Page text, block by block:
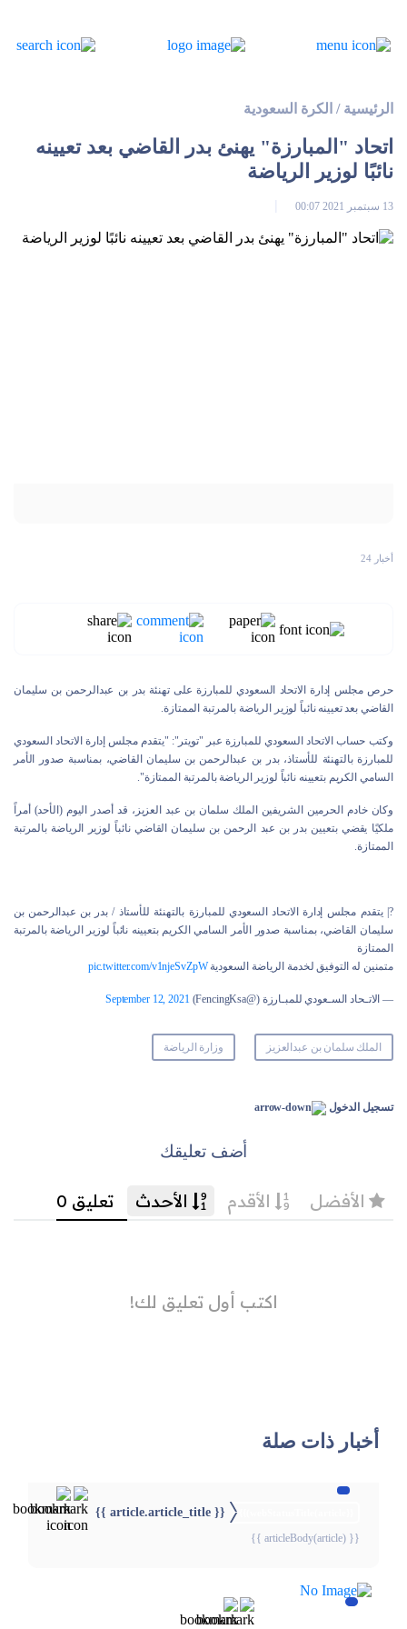
الرئيسية / الكرة السعودية
اتحاد "المبارزة" يهنئ بدر القاضي بعد تعيينه
نائبًا لوزير الرياضة
13 سبتمبر 2021 00:07
أخبار 24
حرص مجلس إدارة الاتحاد السعودي للمبارزة على تهنئة بدر بن عبدالرحمن بن سليمان
القاضي بعد تعيينه نائباً لوزير الرياضة بالمرتبة الممتازة.
وكتب حساب الاتحاد السعودي للمبارزة عبر "تويتر": "يتقدم مجلس إدارة الاتحاد السعودي
للمبارزة بالتهنئة للأستاذ، بدر بن عبدالرحمن بن سليمان القاضي، بمناسبة صدور الأمر
السامي الكريم بتعيينه نائباً لوزير الرياضة بالمرتبة الممتازة".
وكان خادم الحرمين الشريفين الملك سلمان بن عبد العزيز، قد أصدر اليوم (الأحد) أمراً
ملكيًا يقضي بتعيين بدر بن عبد الرحمن بن سليمان القاضي نائباً لوزير الرياضة بالمرتبة
الممتازة.
?| يتقدم مجلس إدارة الاتحاد السعودي للمبارزة بالتهنئة للأستاذ / بدر بن عبدالرحمن بن
سليمان القاضي، بمناسبة صدور الأمر السامي الكريم بتعيينه نائباً لوزير الرياضة بالمرتبة
الممتازة
متمنين له التوفيق لخدمة الرياضة السعوديةpic.twitter.com/v1njeSvZpW
— الاتـحاد السـعودي للمبـارزة (@FencingKsa) September 12, 2021
الملك سلمان بن عبدالعزيز وزارة الرياضة
تسجيل الدخول
أضف تعليقك
أخبار ذات صلة
{{ article.article_title }}
{{ articleBody(article) }}